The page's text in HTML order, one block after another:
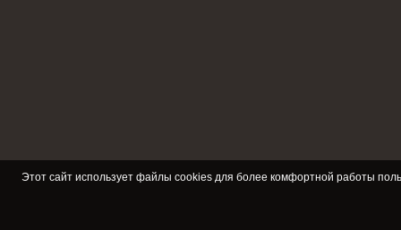
Этот сайт использует файлы cookies для более комфортной работы